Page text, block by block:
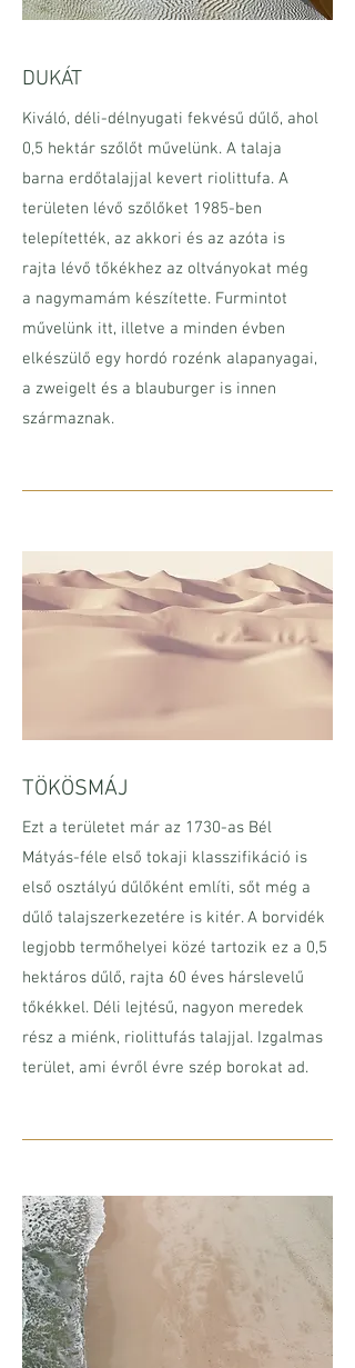
DUKÁT
Kiváló, déli-délnyugati fekvésű dűlő, ahol
0,5 hektár szőlőt művelünk. A talaja
barna erdőtalajjal kevert riolittufa. A
területen lévő szőlőket 1985-ben
telepítették, az akkori és az azóta is
rajta lévő tőkékhez az oltványokat még
a nagymamám készítette. Furmintot
művelünk itt, illetve a minden évben
elkészülő egy hordó rozénk alapanyagai,
a zweigelt és a blauburger is innen
származnak.
TÖKÖSMÁJ
Ezt a területet már az 1730-as Bél
Mátyás-féle első tokaji klasszifikáció is
első osztályú dűlőként említi, sőt még a
dűlő talajszerkezetére is kitér. A borvidék
legjobb termőhelyei közé tartozik ez a 0,5
hektáros dűlő, rajta 60 éves hárslevelű
tőkékkel. Déli lejtésű, nagyon meredek
rész a miénk, riolittufás talajjal. Izgalmas
terület, ami évről évre szép borokat ad.